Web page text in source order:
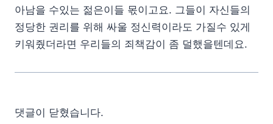
아남을 수있는 젊은이들 몫이고요. 그들이 자신들의
정당한 권리를 위해 싸울 정신력이라도 가질수 있게
키워줬더라면 우리들의 죄책감이 좀 덜했을텐데요.
댓글이 닫혔습니다.